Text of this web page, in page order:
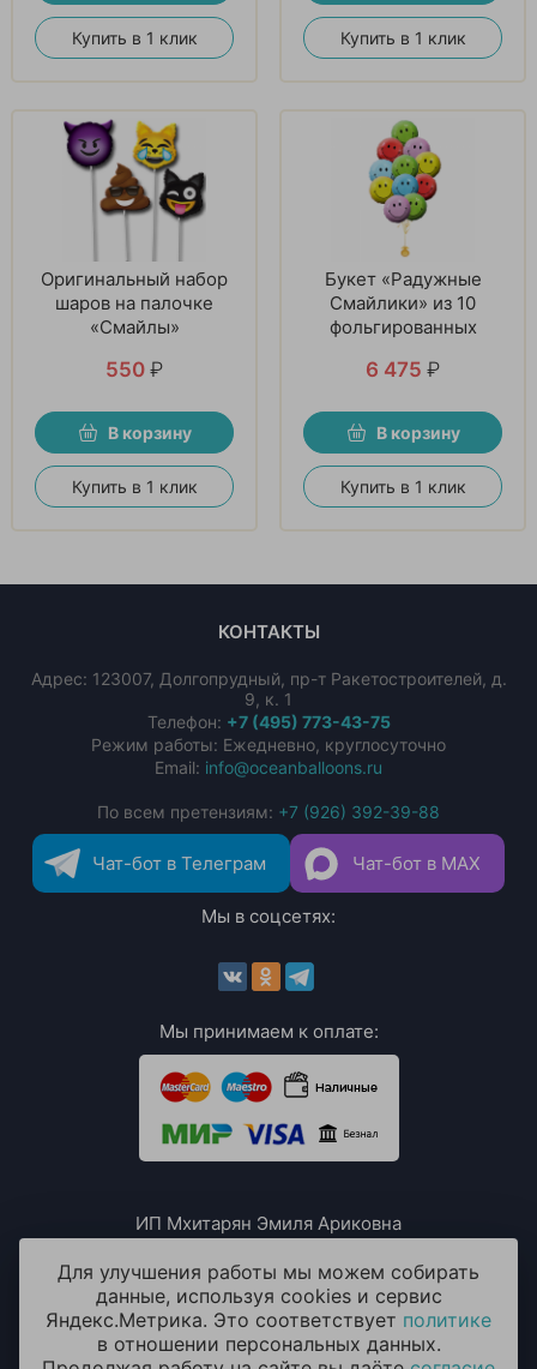
Купить в 1 клик Купить в 1 клик
Оригинальный набор
шаров на палочке
«Смайлы»
550 ₽
В корзину
Купить в 1 клик
Букет «Радужные
Смайлики» из 10
фольгированных
6 475 ₽
В корзину
Купить в 1 клик
КОНТАКТЫ
Адрес: 123007, Долгопрудный, пр-т Ракетостроителей, д.
9, к. 1
Телефон: +7 (495) 773-43-75
Режим работы: Ежедневно, круглосуточно
Email: info@oceanballoons.ru
По всем претензиям: +7 (926) 392-39-88
Чат-бот в Телеграм Чат-бот в MAX
Мы в соцсетях:
Мы принимаем к оплате:
ИП Мхитарян Эмиля Ариковна
ИНН: 771385063807
ОГРН / ОГРНИП: 319508100076230
Для улучшения работы мы можем собирать
данные, используя cookies и сервис
Яндекс.Метрика. Это соответствует политике
в отношении персональных данных.